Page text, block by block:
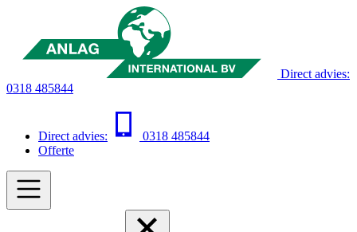
Direct advies:
0318 485844
Direct advies:
0318 485844
Offerte